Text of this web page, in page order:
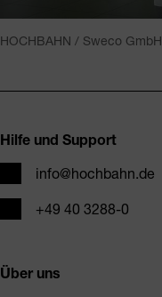
HOCHBAHN / Sweco GmbH
Hilfe und Support
E-Mailinfo@hochbahn.de
Telefon+49 40 3288-0
Über uns